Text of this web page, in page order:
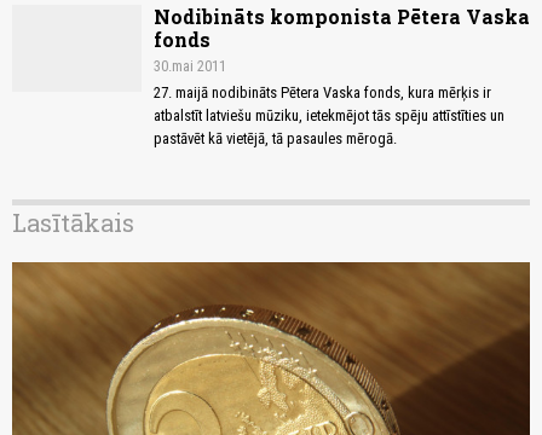
Nodibināts komponista Pētera Vaska
fonds
30.mai 2011
27. maijā nodibināts Pētera Vaska fonds, kura mērķis ir
atbalstīt latviešu mūziku, ietekmējot tās spēju attīstīties un
pastāvēt kā vietējā, tā pasaules mērogā.
Lasītākais